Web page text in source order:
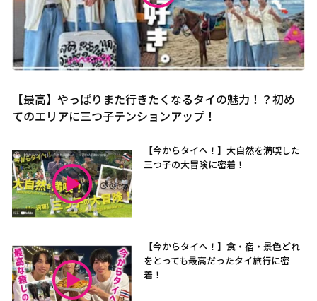
【最高】やっぱりまた行きたくなるタイの魅力！？初め
てのエリアに三つ子テンションアップ！
【今からタイへ！】大自然を満喫した
三つ子の大冒険に密着！
【今からタイへ！】食・宿・景色どれ
をとっても最高だったタイ旅行に密
着！